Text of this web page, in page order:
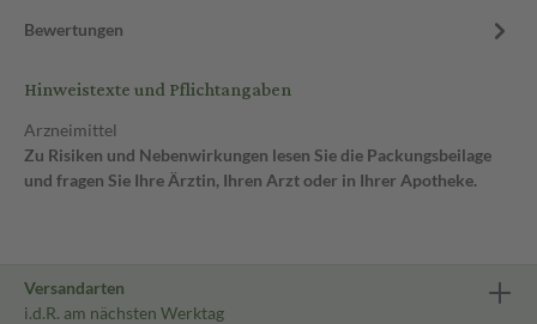
Bewertungen
Hinweistexte und Pflichtangaben
Arzneimittel
Zu Risiken und Nebenwirkungen lesen Sie die Packungsbeilage
und fragen Sie Ihre Ärztin, Ihren Arzt oder in Ihrer Apotheke.
Versandarten
i.d.R. am nächsten Werktag